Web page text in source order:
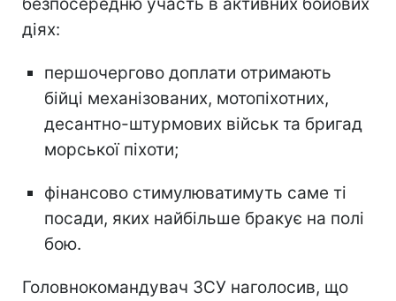
діях:
першочергово доплати отримають
бійці механізованих, мотопіхотних,
десантно-штурмових військ та бригад
морської піхоти;
фінансово стимулюватимуть саме ті
посади, яких найбільше бракує на полі
бою.
Головнокомандувач ЗСУ наголосив, що